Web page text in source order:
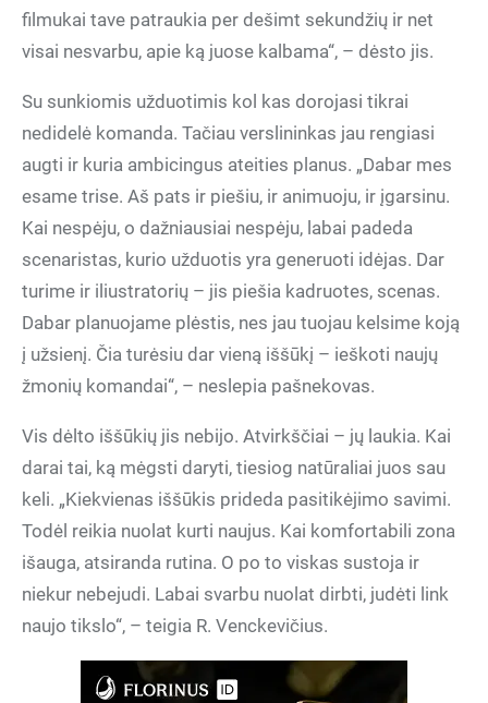
filmukai tave patraukia per dešimt sekundžių ir net
visai nesvarbu, apie ką juose kalbama“, – dėsto jis.
Su sunkiomis užduotimis kol kas dorojasi tikrai
nedidelė komanda. Tačiau verslininkas jau rengiasi
augti ir kuria ambicingus ateities planus. „Dabar mes
esame trise. Aš pats ir piešiu, ir animuoju, ir įgarsinu.
Kai nespėju, o dažniausiai nespėju, labai padeda
scenaristas, kurio užduotis yra generuoti idėjas. Dar
turime ir iliustratorių – jis piešia kadruotes, scenas.
Dabar planuojame plėstis, nes jau tuojau kelsime koją
į užsienį. Čia turėsiu dar vieną iššūkį – ieškoti naujų
žmonių komandai“, – neslepia pašnekovas.
Vis dėlto iššūkių jis nebijo. Atvirkščiai – jų laukia. Kai
darai tai, ką mėgsti daryti, tiesiog natūraliai juos sau
keli. „Kiekvienas iššūkis prideda pasitikėjimo savimi.
Todėl reikia nuolat kurti naujus. Kai komfortabili zona
išauga, atsiranda rutina. O po to viskas sustoja ir
niekur nebejudi. Labai svarbu nuolat dirbti, judėti link
naujo tikslo“, – teigia R. Venckevičius.